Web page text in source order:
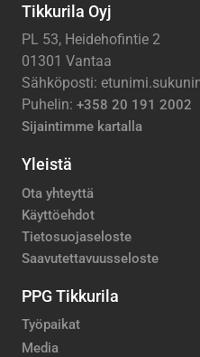
Tikkurila Oyj
PL 53, Heidehofintie 2
01301 Vantaa
Sähköposti:
Puhelin: +358 20 191 2002
Sijaintimme kartalla
Yleistä
Ota yhteyttä
Käyttöehdot
Tietosuojaseloste
Saavutettavuusseloste
PPG Tikkurila
Työpaikat
Media